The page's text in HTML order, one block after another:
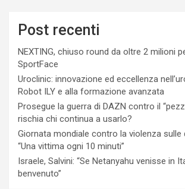
Post recenti
NEXTING, chiuso round da oltre 2 milioni
SportFace
Uroclinic: innovazione ed eccellenza
Robot ILY e alla formazione avanzata
Prosegue la guerra di DAZN contro il
rischia chi continua a usarlo?
Giornata mondiale contro la violenza sulle
“Una vittima ogni 10 minuti”
Israele, Salvini: “Se Netanyahu venisse in
benvenuto”